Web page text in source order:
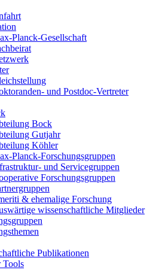
Planck-Gesellschaft
und Postdoc-Vertreter
Bock
Gutjahr
Köhler
Planck-Forschungsgruppen
und Servicegruppen
Forschungsgruppen
& ehemalige Forschung
wissenschaftliche Mitglieder
Publikationen
Tools